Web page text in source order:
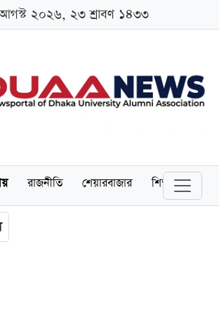
২০২৬, ২৩ শ্রাবণ ১৪৩৩
রাজনীতি শেয়ারবাজার শিক্ষা